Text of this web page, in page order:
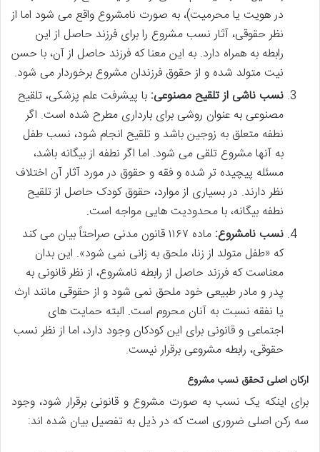
در هویت یا محرمیت)، به صورت نامشروع واقع می شود اما از
نظر حقوقی، آثار نسب مشروع را برای فرزند حاصل از این
رابطه به همراه دارد. به این معنا که فرزند حاصل از آن، با حسن
نیت متولد شده و از حقوق فرزندان مشروع برخوردار می شود.
نسب ناشی از تلقیح مصنوعی: با پیشرفت علم پزشکی، تلقیح
مصنوعی به عنوان روشی برای بارداری مطرح شده است. اگر
نطفه متعلق به زوجین باشد و تلقیح انجام شود، نسب طفل
به آنها مشروع تلقی می شود. اما اگر نطفه از بیگانه باشد،
مسئله پیچیده تر شده و فقه و حقوق در مورد آثار آن اختلاف
نظر دارند. در بسیاری از موارد، حقوق کودک حاصل از تلقیح
نطفه بیگانه، با محدودیت هایی مواجه است.
نسب نامشروع:
ماده ۱۱۶۷ قانون مدنی صراحتاً بیان می کند
که «طفل متولد از زنا، ملحق به زانی نمی شود». این بدان
معناست که فرزند حاصل از رابطه نامشروع، از نظر قانونی به
پدر و مادر طبیعی خود ملحق نمی شود و از حقوقی مانند ارث
یا نفقه نسبت به آنان محروم است. البته حمایت های
اجتماعی و قانونی برای این کودکان وجود دارد، اما از نظر نسب
حقوقی، رابطه مشروعی برقرار نیست.
ارکان اصلی تحقق نسب مشروع
برای اینکه یک نسب به صورت مشروع و قانونی برقرار شود، وجود
سه رکن اصلی ضروری است که در ذیل به تفصیل بیان شده اند: